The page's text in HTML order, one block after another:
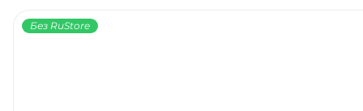
Без RuStore